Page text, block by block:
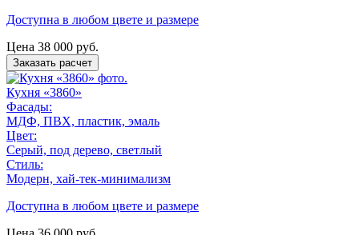
Доступна в любом цвете и размере
Цена 38 000 руб.
Заказать расчет
Кухня «3860»
Фасады:
МДФ, ПВХ, пластик, эмаль
Цвет:
Серый, под дерево, светлый
Стиль:
Модерн, хай-тек-минимализм
Доступна в любом цвете и размере